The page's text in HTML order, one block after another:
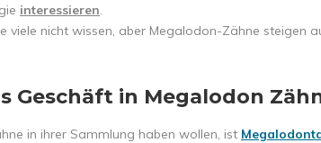
interessieren.
viele nicht wissen, aber Megalodon-Zähne steigen
Geschäft in Megalodon
in ihrer Sammlung haben wollen, ist